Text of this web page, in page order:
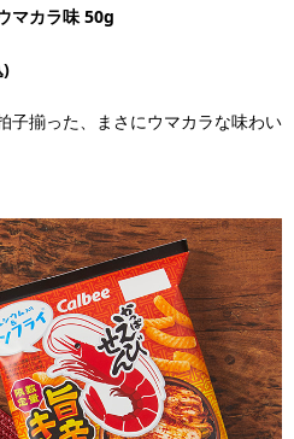
マカラ味 50g
)
子揃った、まさにウマカラな味わい